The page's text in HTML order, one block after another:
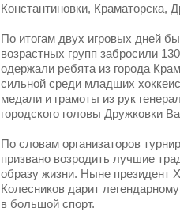
Константиновки, Краматорска,
По итогам двух игровых дней
возрастных групп забросили
одержали ребята из города
сильной среди младших
медали и грамоты из рук
городского головы Дружковки
По словам организаторов
призвано возродить лучшие
образу жизни. Ныне президент
Колесников дарит
в большой спорт.